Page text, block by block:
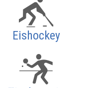
Eishockey